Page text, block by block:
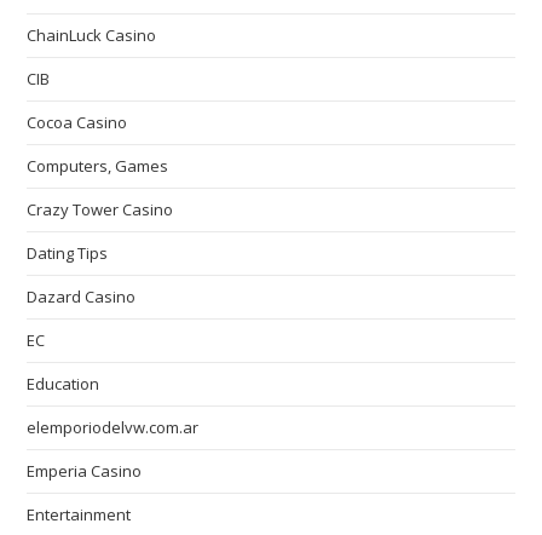
ChainLuck Casino
CIB
Cocoa Casino
Computers, Games
Crazy Tower Сasino
Dating Tips
Dazard Casino
EC
Education
elemporiodelvw.com.ar
Emperia Casino
Entertainment